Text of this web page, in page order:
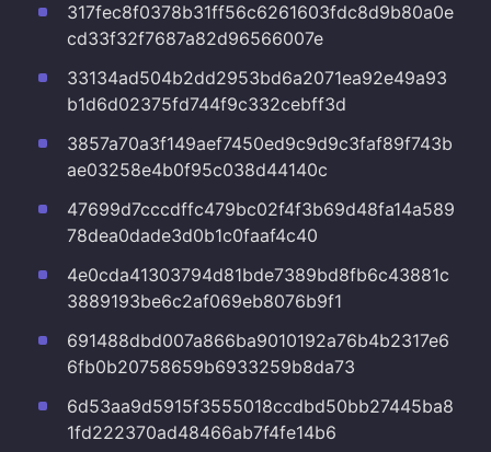
317fec8f0378b31ff56c6261603fdc8d9b80a0e
cd33f32f7687a82d96566007e
33134ad504b2dd2953bd6a2071ea92e49a93
b1d6d02375fd744f9c332cebff3d
3857a70a3f149aef7450ed9c9d9c3faf89f743b
ae03258e4b0f95c038d44140c
47699d7cccdffc479bc02f4f3b69d48fa14a589
78dea0dade3d0b1c0faaf4c40
4e0cda41303794d81bde7389bd8fb6c43881c
3889193be6c2af069eb8076b9f1
691488dbd007a866ba9010192a76b4b2317e6
6fb0b20758659b6933259b8da73
6d53aa9d5915f3555018ccdbd50bb27445ba8
1fd222370ad48466ab7f4fe14b6